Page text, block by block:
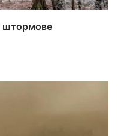
штормове